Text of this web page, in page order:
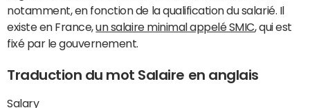
notamment, en fonction de la qualification du salarié. Il
existe en France,un salaire minimal appelé SMIC, qui est
fixé par le gouvernement.
Traduction du mot Salaire en anglais
Salary